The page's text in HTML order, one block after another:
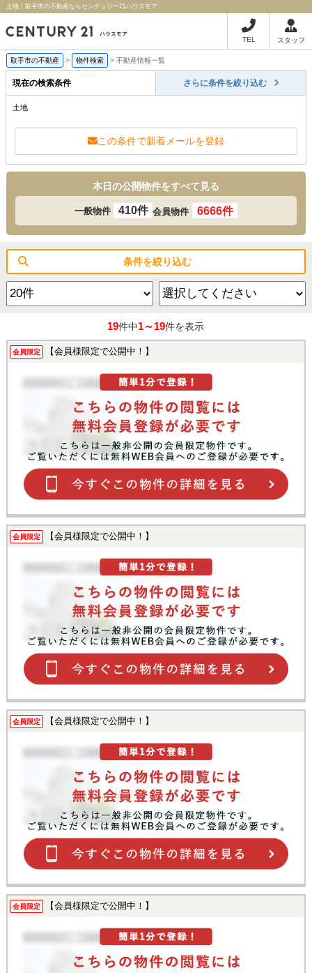
土地｜取手市の不動産ならセンチュリー21ハウスモア
TEL スタッフ
取手市の不動産 > 物件検索 > 不動産情報一覧
現在の検索条件 さらに条件を絞り込む
土地
この条件で新着メールを登録
本日の公開物件をすべて見る
一般物件 410件 会員物件 6666件
条件を絞り込む
19件中1～19件を表示
会員限定 【会員様限定で公開中！】
会員限定 【会員様限定で公開中！】
会員限定 【会員様限定で公開中！】
会員限定 【会員様限定で公開中！】